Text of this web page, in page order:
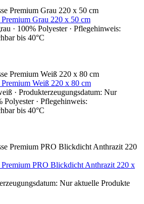
Grau 220 x 50 cm
· 100% Polyester · Pflegehinweis:
bis 40°C
Weiß 220 x 80 cm
· Produkterzeugungsdatum: Nur
Polyester · Pflegehinweis:
bis 40°C
PRO Blickdicht Anthrazit 220 x
Nur aktuelle Produkte